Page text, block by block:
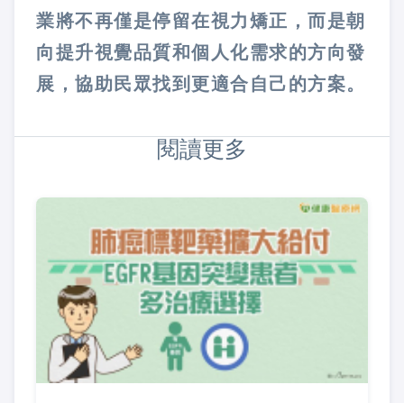
業將不再僅是停留在視力矯正，而是朝
向提升視覺品質和個人化需求的方向發
展，協助民眾找到更適合自己的方案。
閱讀更多